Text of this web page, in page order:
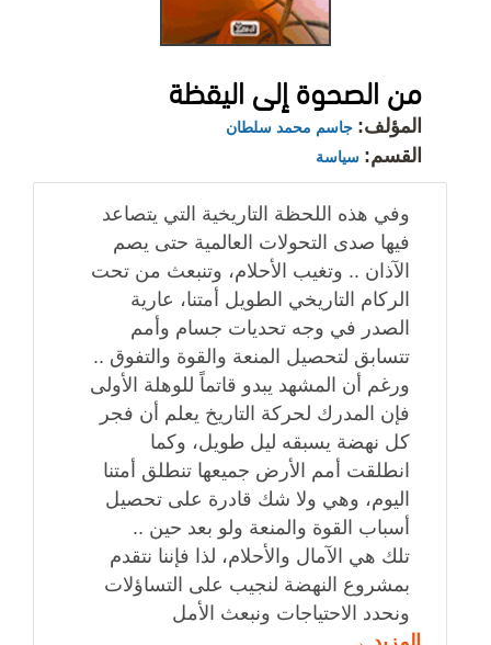
من الصحوة إلى اليقظة
المؤلف: جاسم محمد سلطان
القسم: سياسة
وفي هذه اللحظة التاريخية التي يتصاعد
فيها صدى التحولات العالمية حتى يصم
الآذان .. وتغيب الأحلام، وتنبعث من تحت
الركام التاريخي الطويل أمتنا، عارية
الصدر في وجه تحديات جسام وأمم
تتسابق لتحصيل المنعة والقوة والتفوق ..
ورغم أن المشهد يبدو قاتماً للوهلة الأولى
فإن المدرك لحركة التاريخ يعلم أن فجر
كل نهضة يسبقه ليل طويل، وكما
انطلقت أمم الأرض جميعها تنطلق أمتنا
اليوم، وهي ولا شك قادرة على تحصيل
أسباب القوة والمنعة ولو بعد حين ..
تلك هي الآمال والأحلام، لذا فإننا نتقدم
بمشروع النهضة لنجيب على التساؤلات
ونحدد الاحتياجات ونبعث الأمل